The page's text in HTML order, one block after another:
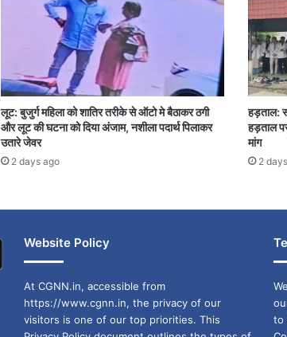
लूट: बुजुर्ग महिला को शातिर तरीके से ऑटो मे बैठाकर ठगी
और लूट की घटना को दिया अंजाम, नशीला पदार्थ पिलाकर
उतारे जेवर
2 days ago
हड़ताल:
हड़ताल
मांग
2
Website Policy
At CGNN.in, accessible from
https://www.cgnn.in, the privacy of our
visitors is one of our top priorities. This
to